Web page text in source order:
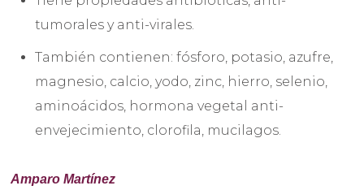
tumorales y anti-virales.
También contienen: fósforo, potasio, azufre,
magnesio, calcio, yodo, zinc, hierro, selenio,
aminoácidos, hormona vegetal anti-
envejecimiento, clorofila, mucilagos.
Amparo Martínez